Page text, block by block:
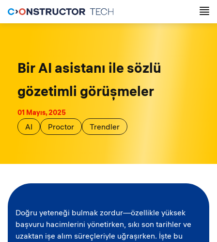
Bir AI asistanı ile sözlü
gözetimli görüşmeler
01 Mayıs, 2025
AI Proctor Trendler
Doğru yeteneği bulmak zordur—özellikle yüksek
başvuru hacimlerini yönetirken, sıkı son tarihler ve
uzaktan işe alım süreçleriyle uğraşırken. İşte bu